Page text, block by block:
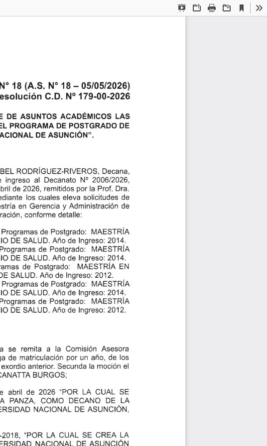
Presentation
OpenPrint Download
Current
View
N' 18 (A.S. N' 18 - 05/05/2026)
C.D. N" 179-00-2026
DE ASUNToS AcADÉMIcos LAS
pRoGRAMA DE posrGRADo DE
DE AsuNctóN".
RODRíGUEZ.RIVEROS, DECANA,
ingreso al Decanato No 2006/2026,
de 2026, remitidos por la Prof. Dra.
los cuales eleva solicitudes de
en Gerencia y Admin¡strac¡ón de
conforme detalle:
Programas de Postgrado: N,IAESTRíA
DE SALUD. Año de lngreso: 2014..
de Postgrado:
IVAESTRIA
DE SALUD. Año de Ingreso: 2014.
de Postgrado; MAESTRÍA EN
SALUD. Año de lngreso: 2012.
Programas de Postgrado:
IVAESTRíA
DE SALUD. Año de lngreso: 2014.
de Postgrado: MAESTRIA
DE SALUD. Año de lngreso: 2012.
se remita a la Comisión Asesora
de matr¡culación por un año, de los
exordio anterior Secunda la moción el
BURGOSi
abril de 2026 "POR LA CUAL SE
PANZA. CoMo DECANO OE
LA
NACIONAL DE ASUNCIÓN,
2018, "POR LA CUAL SE CREA LA